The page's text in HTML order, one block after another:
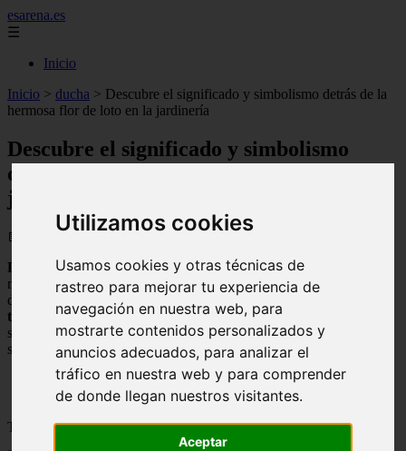
Utilizamos cookies
Usamos cookies y otras técnicas de
rastreo para mejorar tu experiencia de
navegación en nuestra web, para
mostrarte contenidos personalizados y
anuncios adecuados, para analizar el
tráfico en nuestra web y para comprender
de donde llegan nuestros visitantes.
Aceptar
esarena.es
☰
Inicio
Inicio > ducha > Descubre el significado y simbolismo detrás de la
hermosa flor de loto en la jardinería
Descubre el significado y simbolismo
detrás de la hermosa flor de loto en la
jardinería
📅 09/09/2025
La
flor de lotoes una de las plantas más hermosas y simbólicas del
mundo. Este artículo exploraelsignificadoespiritual y cultural
detrás de la flor de loto, y cómo se ha utilizado en
tradiciones religiosas y culturales. Descubre todo lo que necesitas
saber sobre esta hermosa flor y cómo puedes incorporar su
simbolismo en tujardín.
Tabla de contenidos